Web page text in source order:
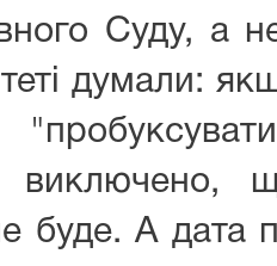
Суду, а
думали:
буде. А дата